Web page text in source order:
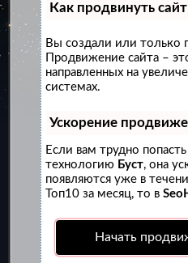
Как продвинуть
Вы создали или только
Продвижение сайта –
направленных на
системах.
Ускорение
Если вам трудно
технологию Буст, она
появляются уже в
Топ10 за месяц, то в
Начать